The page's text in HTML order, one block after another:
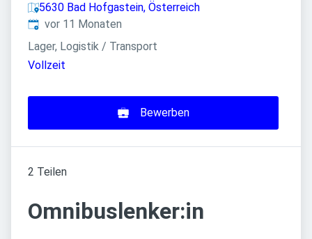
5630 Bad Hofgastein, Österreich
Veröffentlicht:
vor 11 Monaten
Lager, Logistik / Transport
Vollzeit
Bewerben
2 Teilen
Omnibuslenker:in